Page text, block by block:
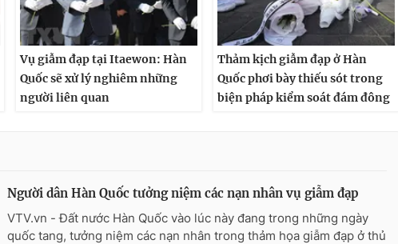
Vụ giẫm đạp tại Itaewon: Hàn
Quốc sẽ xử lý nghiêm những
người liên quan
Thảm kịch giẫm đạp ở Hàn
Quốc phơi bày thiếu sót trong
biện pháp kiểm soát đám đông
Người dân Hàn Quốc tưởng niệm các nạn nhân vụ giẫm đạp
VTV.vn - Đất nước Hàn Quốc vào lúc này đang trong những ngày
quốc tang, tưởng niệm các nạn nhân trong thảm họa giẫm đạp ở thủ